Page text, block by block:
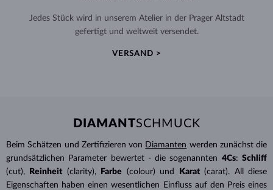
Jedes Stück wird in unserem Atelier in der Prager Altstadt
gefertigt und weltweit versendet.
VERSAND >
DIAMANTSCHMUCK
Beim Schätzen und Zertifizieren von Diamanten werden zunächst die
grundsätzlichen Parameter bewertet - die sogenannten 4Cs: Schliff
(cut),
Reinheit (clarity), Farbe (colour) und Karat (carat). All diese
Eigenschaften haben einen wesentlichen Einfluss auf den Preis eines